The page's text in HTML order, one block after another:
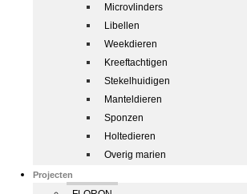
Microvlinders
Libellen
Weekdieren
Kreeftachtigen
Stekelhuidigen
Manteldieren
Sponzen
Holtedieren
Overig marien
Projecten